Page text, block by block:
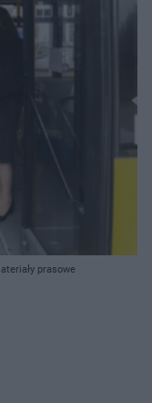
prasowe